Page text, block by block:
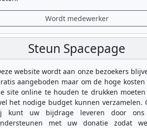
Wordt medewerker
Steun Spacepage
website wordt aan onze bezoekers
aangeboden maar om de hoge kosten
site online te houden te drukken
het nodige budget kunnen verzamelen.
kunt uw bijdrage leveren door
met uw donatie zodat